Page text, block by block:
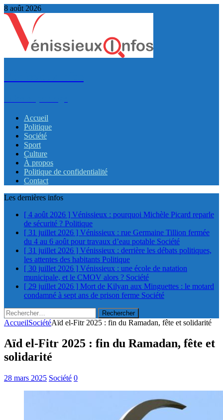
8 août 2026
Accueil
Politique
Société
Sport
Culture
À propos
Politique de confidentialité
Contact
Les dernières infos
[ 4 août 2026 ] Vénissieux : pourquoi Michèle Picard reparle
de sécurité ? Politique
[ 31 juillet 2026 ] Vénissieux : rue Germaine Tillion fermée
du 4 au 6 août pour travaux d’eau potable Société
[ 31 juillet 2026 ] Vénissieux : derrière les débats politiques,
les attentes des habitants Politique
[ 30 juillet 2026 ] Vénissieux : une école de natation
municipale, et le CMOV alors ? Société
[ 29 juillet 2026 ] Mort de Kilyan aux Minguettes : le motard
condamné à sept ans de prison ferme Société
Rechercher :
AccueilSociétéAïd el-Fitr 2025 : fin du Ramadan, fête et solidarité
Aïd el-Fitr 2025 : fin du Ramadan, fête et
solidarité
28 mars 2025 Société 0